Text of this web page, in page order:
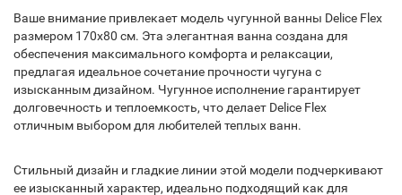
Ваше внимание привлекает модель чугунной ванны Delice Flex
размером 170x80 см. Эта элегантная ванна создана для
обеспечения максимального комфорта и релаксации,
предлагая идеальное сочетание прочности чугуна с
изысканным дизайном. Чугунное исполнение гарантирует
долговечность и теплоемкость, что делает Delice Flex
отличным выбором для любителей теплых ванн.
Стильный дизайн и гладкие линии этой модели подчеркивают
ее изысканный характер, идеально подходящий как для